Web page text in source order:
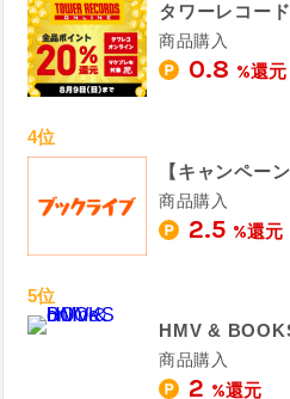
タワーレコード
商品購入
0.8 %還元
4位
商品購入
2.5 %還元
5位
商品購入
2 %還元